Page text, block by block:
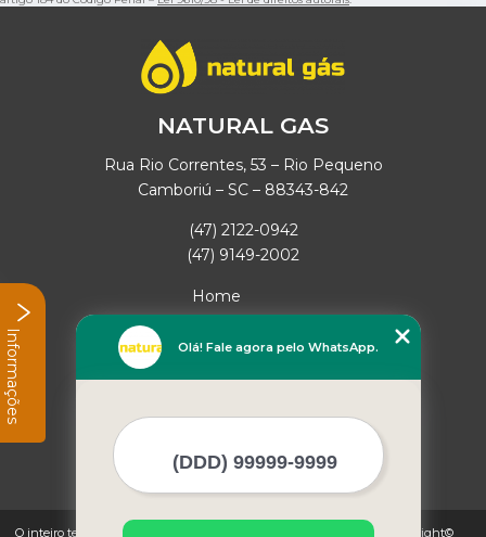
NATURAL GAS
Rua Rio Correntes, 53 – Rio Pequeno
Camboriú – SC – 88343-842
(47) 2122-0942
(47) 9149-2002
Home
Empresa
Missão
Mapa do site
O inteiro teor deste site está sujeito à proteção de direitos autorais. Copyright©
Olá! Fale agora pelo WhatsApp.
Informações